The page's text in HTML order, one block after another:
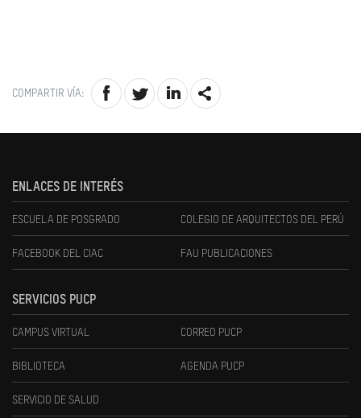
COMPARTIR VÍA:
ENLACES DE INTERÉS
ESCUELA DE POSGRADO COLEGIO DE ARQUITECTOS DEL PERÚ
FACEBOOK DEL CIAC FAU PUBLICACIONES
SERVICIOS PUCP
CAMPUS VIRTUAL CORREO PUCP
BIBLIOTECA AGENDA PUCP
SERVICIO DE SALUD